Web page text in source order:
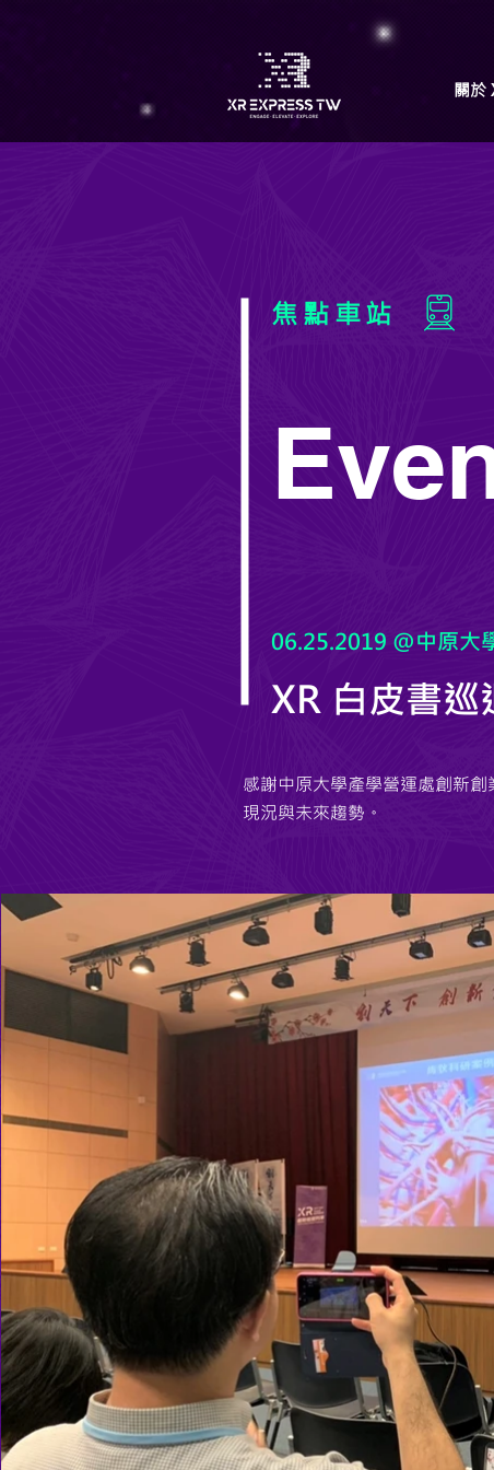
關於
焦點車站
06.25.2019 @中原大
XR 白皮書巡
感謝中原大學產學營運處創新
現況與未來趨勢。